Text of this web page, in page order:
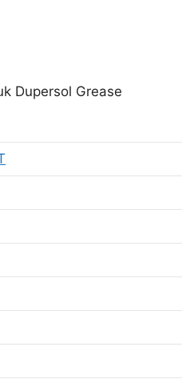
Dupersol Grease